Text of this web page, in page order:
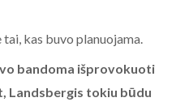
kas buvo planuojama.
bandoma išprovokuoti
Landsbergis tokiu būdu